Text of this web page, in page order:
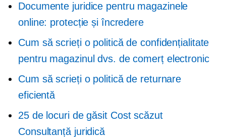
Documente juridice pentru magazinele
online: protecție și încredere
Cum să scrieți o politică de confidențialitate
pentru magazinul dvs. de comerț electronic
Cum să scrieți o politică de returnare
eficientă
25 de locuri de găsit Cost scăzut
Consultanță juridică